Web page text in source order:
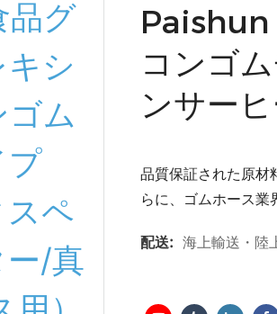
Paishun
コンゴ
ンサー
品質保証された原材
らに、ゴムホース業
配送: 海上輸送・陸